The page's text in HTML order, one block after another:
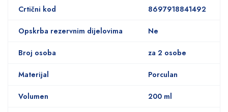
Crtični kod 8697918841492
Opskrba rezervnim dijelovima Ne
Broj osoba za 2 osobe
Materijal Porculan
Volumen 200 ml